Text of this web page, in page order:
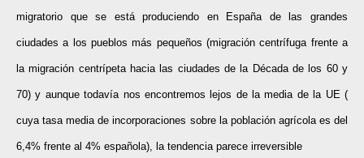
migratorio que se está produciendo en España de las grandes
ciudades a los pueblos más pequeños (migración centrífuga frente a
la migración centrípeta hacia las ciudades de la Década de los 60 y
70) y aunque todavía nos encontremos lejos de la media de la UE (
cuya tasa media de incorporaciones sobre la población agrícola es del
6,4% frente al 4% española), la tendencia parece irreversible